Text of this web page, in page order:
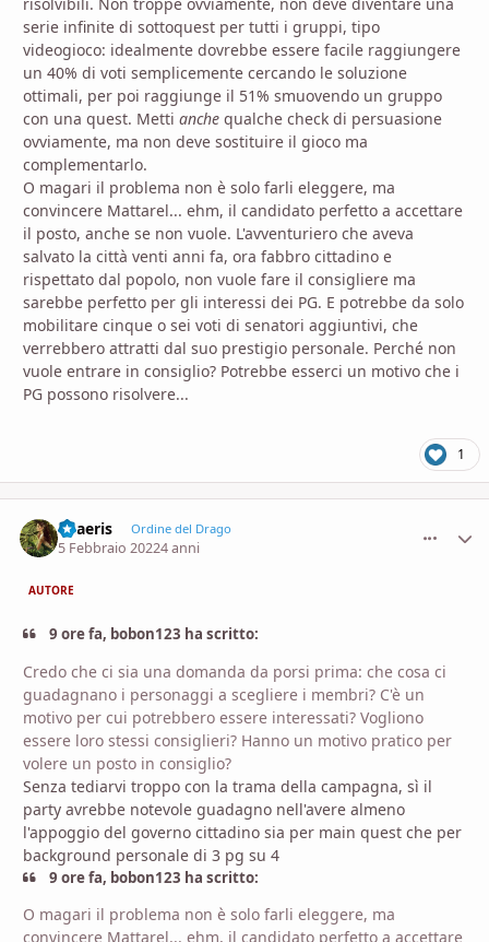
serie infinite di sottoquest per tutti i gruppi, tipo
videogioco: idealmente dovrebbe essere facile raggiungere
un 40% di voti semplicemente cercando le soluzione
ottimali, per poi raggiunge il 51% smuovendo un gruppo
con una quest. Metti anche qualche check di persuasione
ovviamente, ma non deve sostituire il gioco ma
complementarlo.
O magari il problema non è solo farli eleggere, ma
convincere Mattarel... ehm, il candidato perfetto a accettare
il posto, anche se non vuole. L'avventuriero che aveva
salvato la città venti anni fa, ora fabbro cittadino e
rispettato dal popolo, non vuole fare il consigliere ma
sarebbe perfetto per gli interessi dei PG. E potrebbe da solo
mobilitare cinque o sei voti di senatori aggiuntivi, che
verrebbero attratti dal suo prestigio personale. Perché non
vuole entrare in consiglio? Potrebbe esserci un motivo che i
PG possono risolvere...
1
Thaeris Ordine del Drago
5 Febbraio 20224 anni
AUTORE
9 ore fa, bobon123 ha scritto:
Credo che ci sia una domanda da porsi prima: che cosa ci
guadagnano i personaggi a scegliere i membri? C'è un
motivo per cui potrebbero essere interessati? Vogliono
essere loro stessi consiglieri? Hanno un motivo pratico per
volere un posto in consiglio?
Senza tediarvi troppo con la trama della campagna, sì il
party avrebbe notevole guadagno nell'avere almeno
l'appoggio del governo cittadino sia per main quest che per
background personale di 3 pg su 4
9 ore fa, bobon123 ha scritto:
O magari il problema non è solo farli eleggere, ma
convincere Mattarel... ehm, il candidato perfetto a accettare